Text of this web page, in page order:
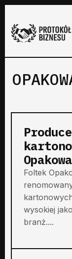
Foltek
wysokiej
branż....